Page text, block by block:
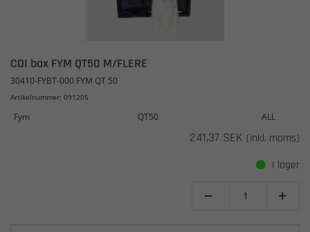
CDI box FYM QT50 M/FLERE
30410-FYBT-000 FYM QT 50
Artikelnummer: 091205
Fym QT50 ALL
241,37 SEK (inkl. moms)
I lager
 